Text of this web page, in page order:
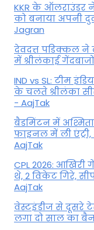
KKR के ऑलराउंडर
को बनाया अपनी
Jagran
देवदत्त पडिक्कल ने
में श्रीलंकाई
IND vs SL: टीम
के चलते श्रीलंका
- AajTak
बैडमिंटन में अश्मिता
फाइनल में ली
AajTak
CPL 2026:
थे, 2 विकेट गिरे,
AajTak
वेस्टइंडीज से दूसरे
लगा दो साल का